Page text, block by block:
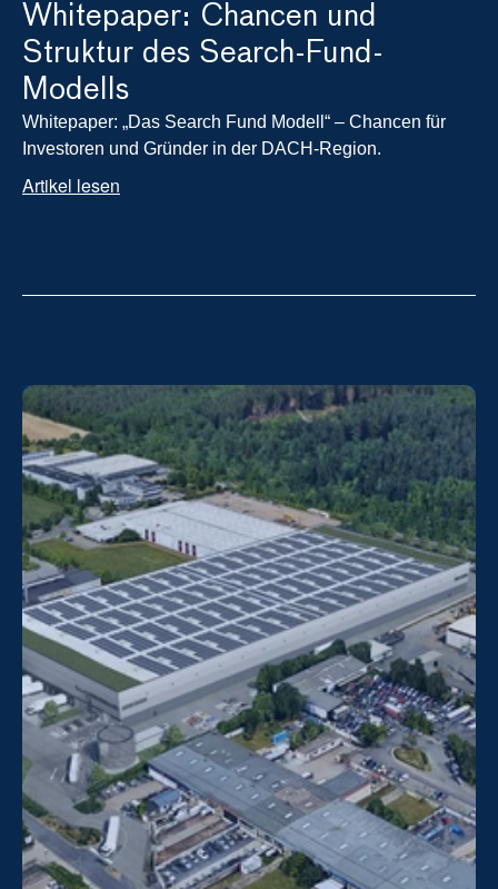
Whitepaper: Chancen und
Struktur des Search-Fund-
Modells
Whitepaper: „Das Search Fund Modell“ – Chancen für
Investoren und Gründer in der DACH-Region.
Artikel lesen